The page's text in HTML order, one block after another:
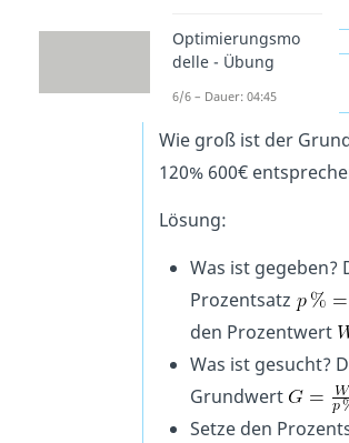
Wie groß ist der
120% 600€
Lösung:
Was ist gegeben?
Prozentsatz
den Prozentwert
Was ist gesucht?
Grundwert
Setze den
Optimierungsmo
delle - Übung
6/6 – Dauer: 04:45